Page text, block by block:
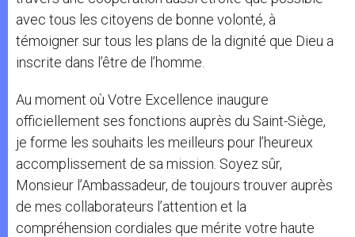
avec tous les citoyens de bonne volonté, à
témoigner sur tous les plans de la dignité que Dieu a
inscrite dans l’être de l’homme.
Au moment où Votre Excellence inaugure
officiellement ses fonctions auprès du Saint-Siège,
je forme les souhaits les meilleurs pour l’heureux
accomplissement de sa mission. Soyez sûr,
Monsieur l’Ambassadeur, de toujours trouver auprès
de mes collaborateurs l’attention et la
compréhension cordiales que mérite votre haute